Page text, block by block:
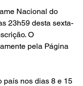
Nacional do
23h59 desta sexta-
O
pela Página
país nos dias 8 e 15